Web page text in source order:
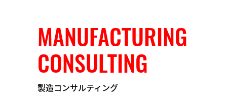
MANUFACTURING
CONSULTING
製造コンサルティング